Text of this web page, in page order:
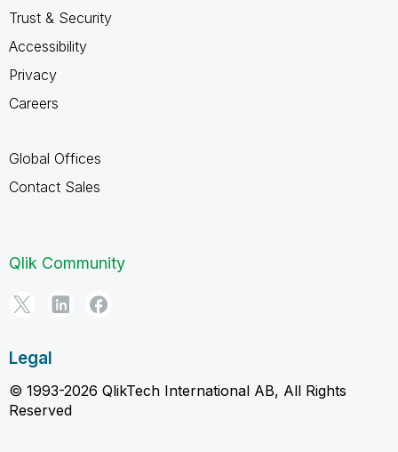
Trust & Security
Accessibility
Privacy
Careers
Global Offices
Contact Sales
Qlik Community
Legal
© 1993-2026 QlikTech International AB, All Rights
Reserved